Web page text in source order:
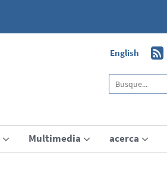
English
Multimedia acerca